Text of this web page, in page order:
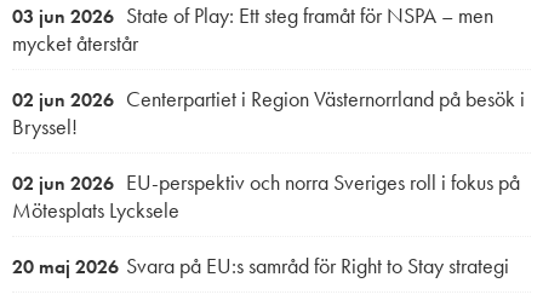
03 jun 2026 State of Play: Ett steg framåt för NSPA – men
mycket återstår
02 jun 2026 Centerpartiet i Region Västernorrland på besök i
Bryssel!
02 jun 2026 EU-perspektiv och norra Sveriges roll i fokus på
Mötesplats Lycksele
20 maj 2026 Svara på EU:s samråd för Right to Stay strategi